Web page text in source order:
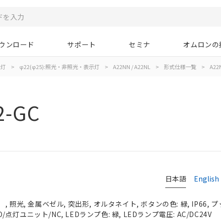
ンロード サポート セミナ オムロン
> φ22(φ25):照光・非照光・表示灯 > A22NN / A22NL > 形式仕様一覧 >
GC
日本語 English
, 照光, 金属ベゼル, 突出形, オルタネイト, ボタンの色: 緑, IP66, プ
点灯ユニット/NC, LEDランプ色: 緑, LEDランプ電圧: AC/DC24V